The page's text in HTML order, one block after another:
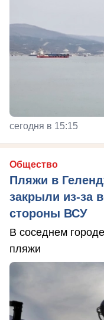
сегодня в 15:15
Общество
Пляжи в
закрыли из-за
стороны ВСУ
В соседнем
пляжи